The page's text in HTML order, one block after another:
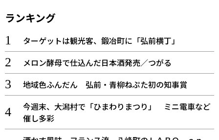
ランキング
ターゲットは観光客、鍛冶町に「弘前横丁」
メロン酵母で仕込んだ日本酒発売／つがる
地域色ふんだん 弘前・青柳ねぷた初の知事賞
今週末、大潟村で「ひまわりまつり」 ミニ電車など
催し多彩